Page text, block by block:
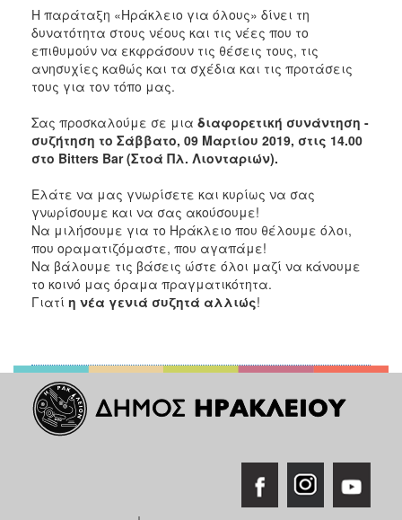
Η παράταξη «Ηράκλειο για όλους» δίνει τη
δυνατότητα στους νέους και τις νέες που το
επιθυμούν να εκφράσουν τις θέσεις τους, τις
ανησυχίες καθώς και τα σχέδια και τις προτάσεις
τους για τον τόπο μας.
Σας προσκαλούμε σε μια διαφορετική συνάντηση -
συζήτηση το Σάββατο, 09 Μαρτίου 2019, στις 14.00
στο Bitters Bar (Στοά Πλ. Λιονταριών).
Ελάτε να μας γνωρίσετε και κυρίως να σας
γνωρίσουμε και να σας ακούσουμε!
Να μιλήσουμε για το Ηράκλειο που θέλουμε όλοι,
που οραματιζόμαστε, που αγαπάμε!
Να βάλουμε τις βάσεις ώστε όλοι μαζί να κάνουμε
το κοινό μας όραμα πραγματικότητα.
Γιατί η νέα γενιά συζητά αλλιώς!